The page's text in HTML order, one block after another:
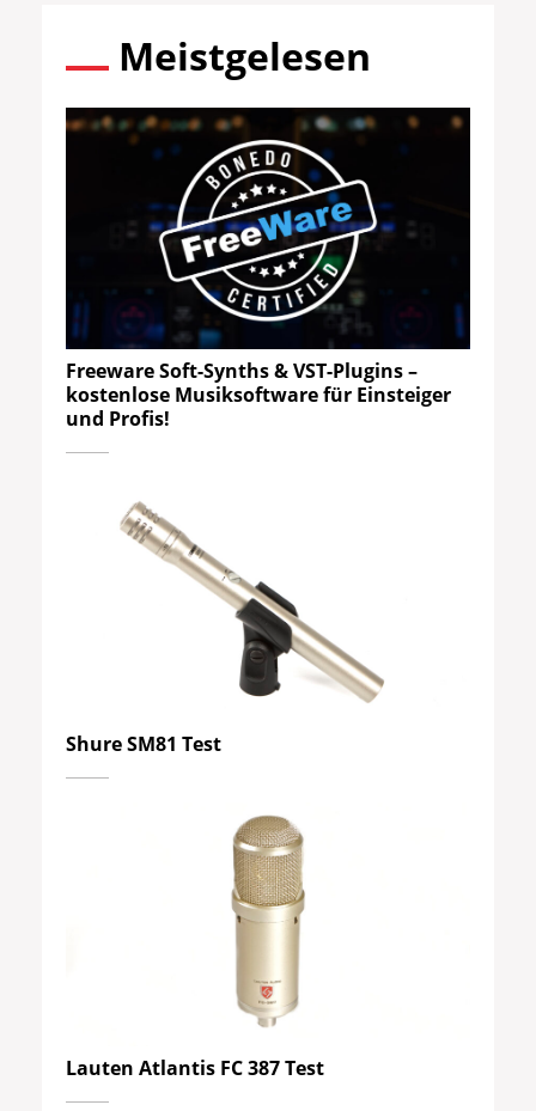
Meistgelesen
Freeware Soft-Synths & VST-Plugins –
kostenlose Musiksoftware für Einsteiger
und Profis!
Shure SM81 Test
Lauten Atlantis FC 387 Test